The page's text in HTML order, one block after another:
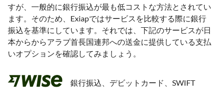
すが、一般的に銀行振込が最も低コストな方法とされてい
ます。そのため、Exiapではサービスを比較する際に銀行
振込を基準にしています。それでは、下記のサービスが日
本からからアラブ首長国連邦への送金に提供している支払
いオプションを確認してみましょう。
銀行振込、デビットカード、SWIFT